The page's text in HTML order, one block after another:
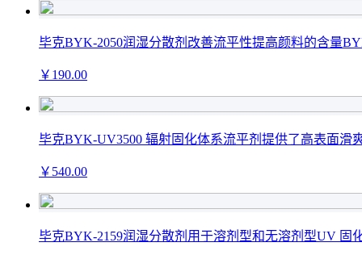
毕克BYK-2050润湿分散剂改善流平性提高颜料的含量
￥ 190.00
毕克BYK-UV3500 辐射固化体系流平剂提供了高表面滑
￥ 540.00
毕克BYK-2159润湿分散剂用于溶剂型和无溶剂型UV 固